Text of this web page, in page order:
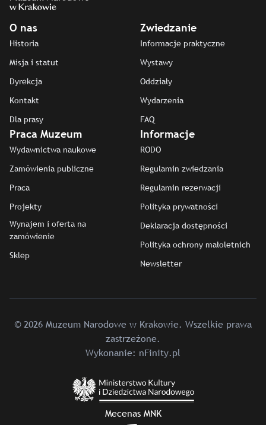
O nas
Historia
Misja i statut
Dyrekcja
Kontakt
Dla prasy
Zwiedzanie
Informacje praktyczne
Wystawy
Oddziały
Wydarzenia
FAQ
Praca Muzeum
Wydawnictwa naukowe
Zamówienia publiczne
Praca
Projekty
Wynajem i oferta na
zamówienie
Sklep
Informacje
RODO
Regulamin zwiedzania
Regulamin rezerwacji
Polityka prywatności
Deklaracja dostępności
Polityka ochrony małoletnich
Newsletter
© 2026 Muzeum Narodowe w Krakowie. Wszelkie prawa
zastrzeżone.
Wykonanie: nFinity.pl
Mecenas MNK